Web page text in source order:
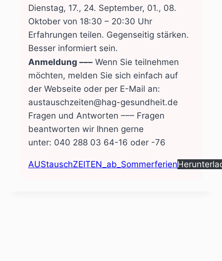
Dienstag, 17., 24. September, 01., 08.
Oktober von 18:30 – 20:30 Uhr
Erfahrungen teilen. Gegenseitig stärken.
Besser informiert sein.
Anmeldung ––– Wenn Sie teilnehmen
möchten, melden Sie sich einfach auf
der Webseite oder per E-Mail an:
austauschzeiten@hag-gesundheit.de
Fragen und Antworten ––– Fragen
beantworten wir Ihnen gerne
unter: 040 288 03 64-16 oder -76
AUStauschZEITEN_ab_Sommerferien